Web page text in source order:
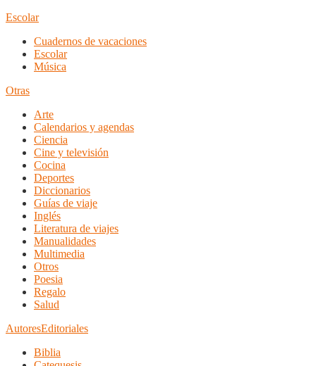
Escolar
Cuadernos de vacaciones
Escolar
Música
Otras
Arte
Calendarios y agendas
Ciencia
Cine y televisión
Cocina
Deportes
Diccionarios
Guías de viaje
Inglés
Literatura de viajes
Manualidades
Multimedia
Otros
Poesia
Regalo
Salud
AutoresEditoriales
Biblia